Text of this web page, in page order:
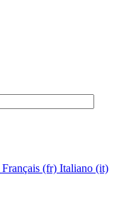
Français ‎(fr)‎ Italiano ‎(it)‎